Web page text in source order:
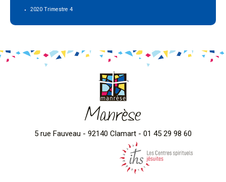
2020 Trimestre 4
Manrèse
5 rue Fauveau - 92140 Clamart - 01 45 29 98 60